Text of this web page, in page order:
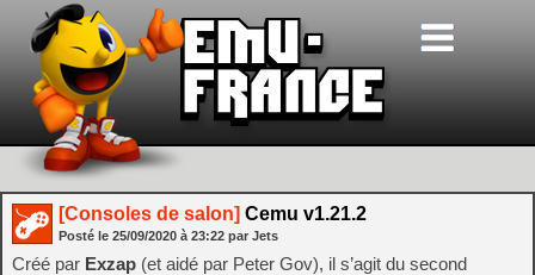
[Consoles de salon] Cemu v1.21.2
Posté le 25/09/2020 à 23:22 par Jets
Créé par Exzap (et aidé par Peter Gov), il s’agit du second